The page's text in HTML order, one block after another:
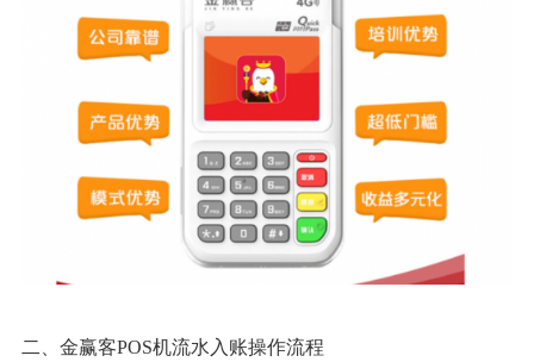
二、金赢客POS机流水入账操作流程